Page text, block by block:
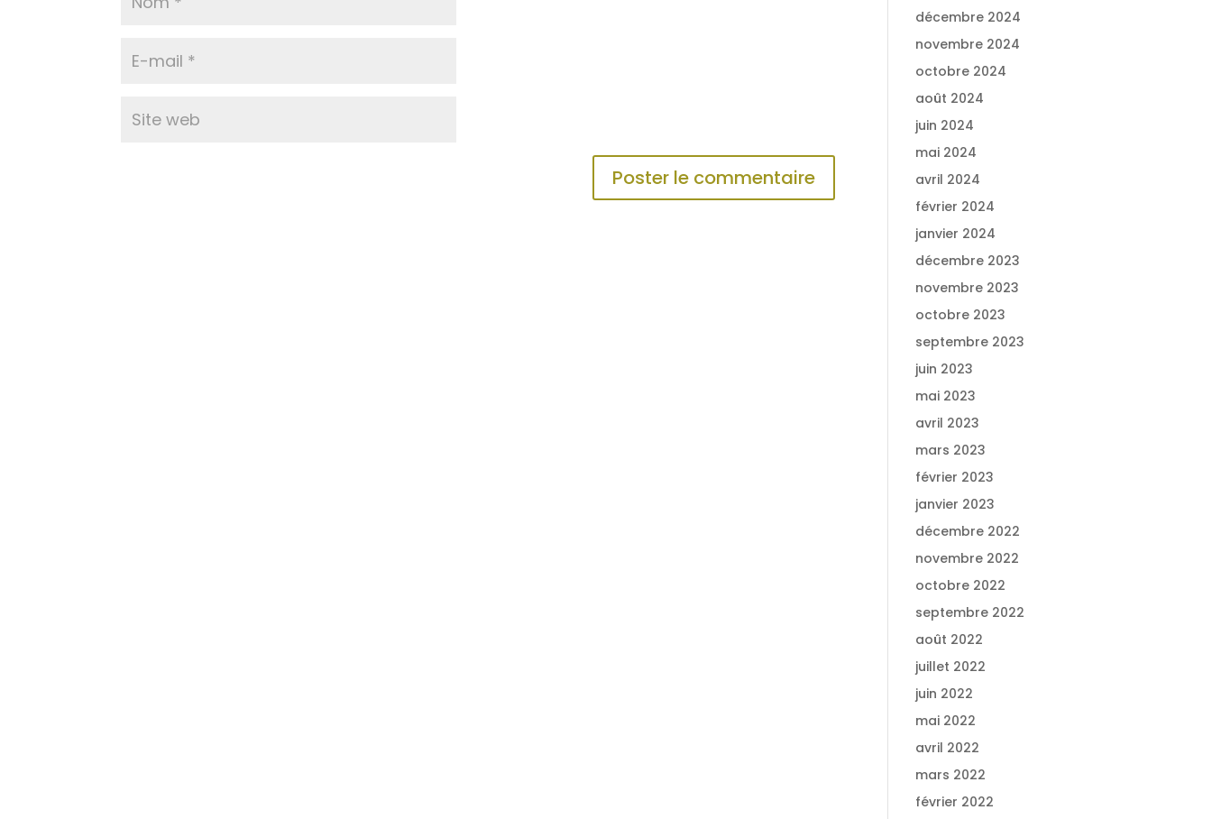
décembre 2024
novembre 2024
octobre 2024
août 2024
juin 2024
mai 2024
avril 2024
février 2024
janvier 2024
décembre 2023
novembre 2023
octobre 2023
septembre 2023
juin 2023
mai 2023
avril 2023
mars 2023
février 2023
janvier 2023
décembre 2022
novembre 2022
octobre 2022
septembre 2022
août 2022
juillet 2022
juin 2022
mai 2022
avril 2022
mars 2022
février 2022